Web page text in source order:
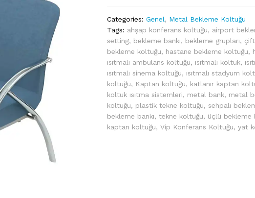
Categories:Genel, Metal Bekleme Koltuğu
Tags: ahşap konferans koltuğu, airport
setting, bekleme bankı, bekleme grupları,
bekleme koltuğu, hastane bekleme koltuğu,
ısıtmalı ambulans koltuğu, ısıtmalı koltuk,
ısıtmalı sinema koltuğu, ısıtmalı stadyum
koltuğu, Kaptan koltuğu, katlanır kaptan
koltuk ısıtma sistemleri, metal bank, metal
koltuğu, plastik tekne koltuğu,sehpalı
bekleme bankı,tekne koltuğu, üçlü bekleme
kaptan koltuğu,Vip Konferans Koltuğu,yat